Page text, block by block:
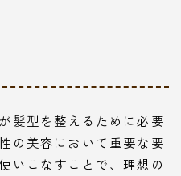
髪型を整えるために必要
の美容において重要な要
いこなすことで、理想の